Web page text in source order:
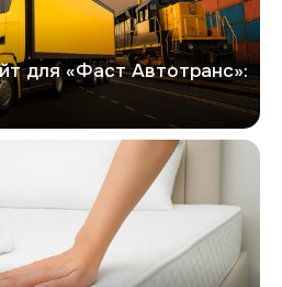
для «Фаст Автотранс»: